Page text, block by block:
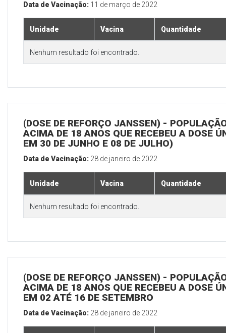
Data de Vacinação: 11 de março de 2022
Unidade Vacina Quantidade
Nenhum resultado foi encontrado.
(DOSE DE REFORÇO JANSSEN) -
ACIMA DE 18 ANOS QUE RECEBEU A DOSE
EM 30 DE JUNHO E 08 DE JULHO)
Data de Vacinação: 28 de janeiro de 2022
Unidade Vacina Quantidade
Nenhum resultado foi encontrado.
(DOSE DE REFORÇO JANSSEN) -
ACIMA DE 18 ANOS QUE RECEBEU A DOSE
EM 02 ATÉ 16 DE SETEMBRO
Data de Vacinação: 28 de janeiro de 2022